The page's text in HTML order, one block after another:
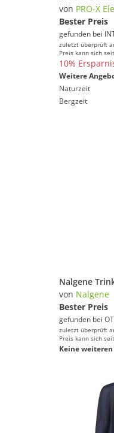
von PRO-X
Bester Preis
gefunden bei
zuletzt überprüft
Preis kann sich
10%
Weitere
Naturzeit
Bergzeit
von Nalgene
Bester Preis
gefunden bei
zuletzt überprüft
Preis kann sich
Keine